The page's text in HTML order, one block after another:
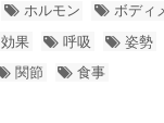
ホルモン ボディ
効果 呼吸 姿勢
関節 食事